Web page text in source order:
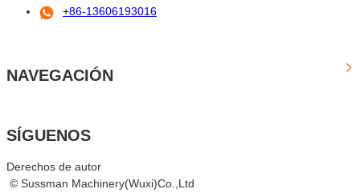
+86-13606193016
NAVEGACIÓN
SÍGUENOS
Derechos de autor
© Sussman Machinery(Wuxi)Co.,Ltd